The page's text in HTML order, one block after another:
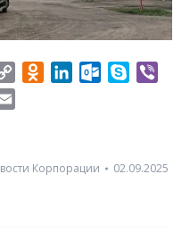
Copy
Odnoklassniki
LinkedInOutlook.com
Skype
Корпорации 02.09.2025